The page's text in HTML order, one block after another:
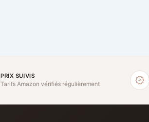
PRIX SUIVIS
Tarifs Amazon vérifiés régulièrement